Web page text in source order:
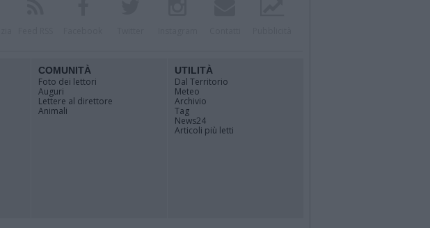
COMUNITÀ
Foto dei lettori
Auguri
Lettere al direttore
Animali
UTILITÀ
Dal Territorio
Meteo
Archivio
Tag
News24
Articoli più letti